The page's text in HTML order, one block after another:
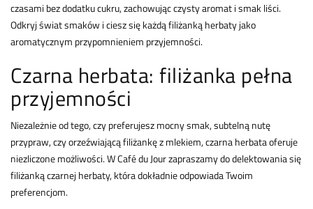
czasami bez dodatku cukru, zachowując czysty aromat i smak liści.
Odkryj świat smaków i ciesz się każdą filiżanką herbaty jako
aromatycznym przypomnieniem przyjemności.
Czarna herbata: filiżanka pełna
przyjemności
Niezależnie od tego, czy preferujesz mocny smak, subtelną nutę
przypraw, czy orzeźwiającą filiżankę z mlekiem, czarna herbata oferuje
niezliczone możliwości. W Café du Jour zapraszamy do delektowania się
filiżanką czarnej herbaty, która dokładnie odpowiada Twoim
preferencjom.